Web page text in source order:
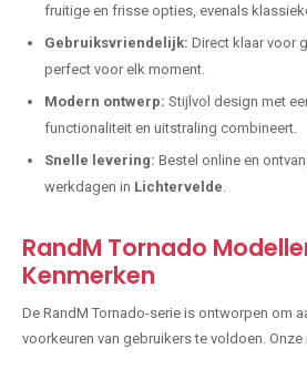
fruitige en frisse opties, evenals
Gebruiksvriendelijk: Direct klaar voor
perfect voor elk moment.
Modern ontwerp: Stijlvol design met
functionaliteit en uitstraling combineert.
Snelle levering: Bestel online en
werkdagen in Lichtervelde
RandM Tornado
Kenmerken
De RandM Tornado-serie is ontworpen om
voorkeuren van gebruikers te voldoen.